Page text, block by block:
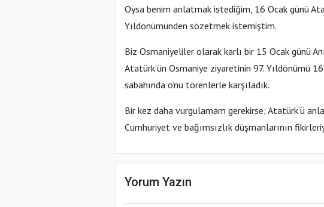
Oysa benim anlatmak istediğim, 16 Ocak günü
Yıldönümünden sözetmek istemiştim.
Biz Osmaniyeliler olarak karlı bir 15 Ocak günü
Atatürk’ün Osmaniye ziyaretinin 97. Yıldönümü
sabahında o’nu törenlerle karşıladık.
Bir kez daha vurgulamam gerekirse; Atatürk’ü
Cumhuriyet ve bağımsızlık düşmanlarının
Yorum Yazın